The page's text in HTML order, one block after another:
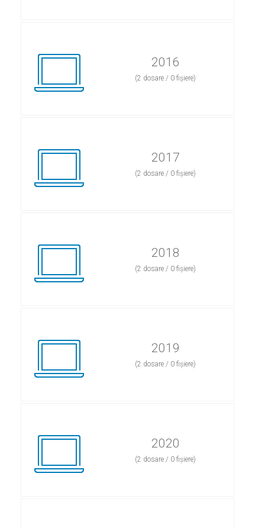
2016
(2 dosare / 0 fișiere)
2017
(2 dosare / 0 fișiere)
2018
(2 dosare / 0 fișiere)
2019
(2 dosare / 0 fișiere)
2020
(2 dosare / 0 fișiere)